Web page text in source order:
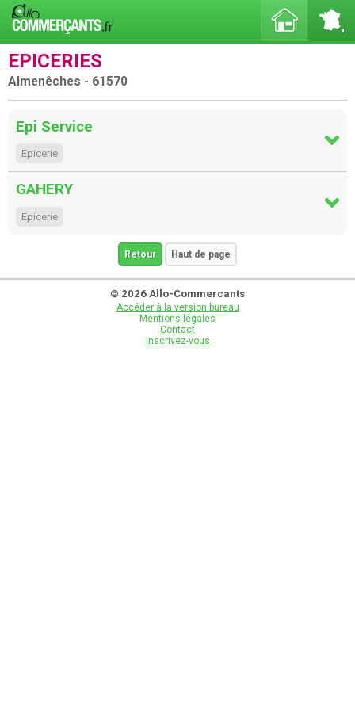
EPICERIES
Almenêches - 61570
Epi Service
Epicerie
GAHERY
Epicerie
Retour Haut de page
© 2026 Allo-Commercants
Accéder à la version bureau
Mentions légales
Contact
Inscrivez-vous